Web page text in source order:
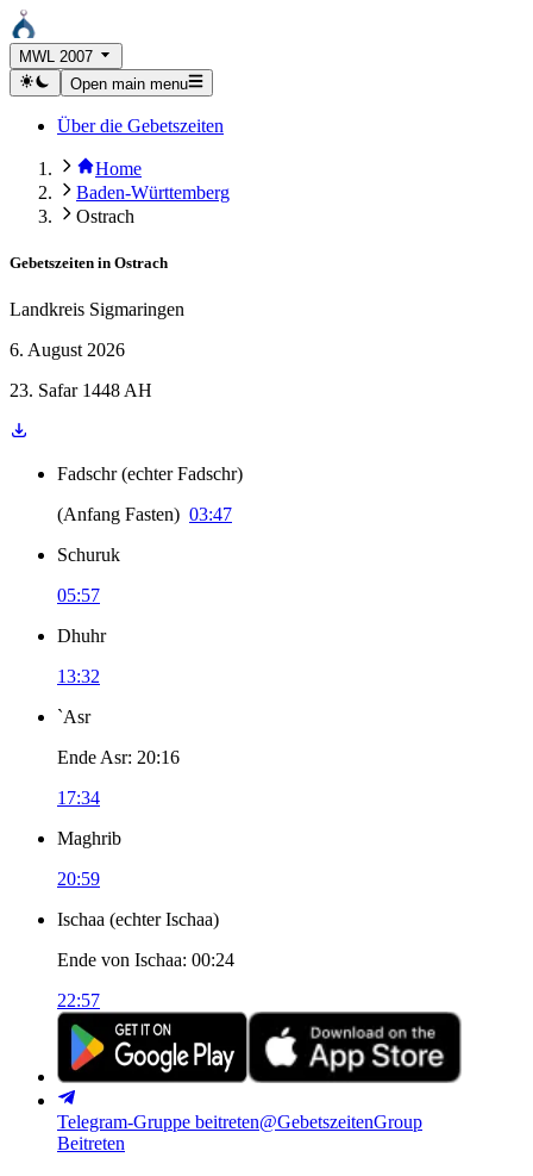
MWL 2007
Open main menu
Über die Gebetszeiten
Home
Baden-Württemberg
Ostrach
Gebetszeiten in Ostrach
Landkreis Sigmaringen
6. August 2026
23. Safar 1448 AH
Fadschr (echter Fadschr)
(Anfang Fasten) 03:47
Schuruk
05:57
Dhuhr
13:32
`Asr
Ende Asr: 20:16
17:34
Maghrib
20:59
Ischaa (echter Ischaa)
Ende von Ischaa: 00:24
22:57
Telegram-Gruppe beitreten@GebetszeitenGroup
Beitreten